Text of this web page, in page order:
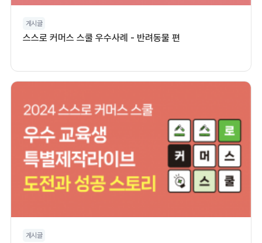
게시글
스스로 커머스 스쿨 우수사례 - 반려동물 편
게시글